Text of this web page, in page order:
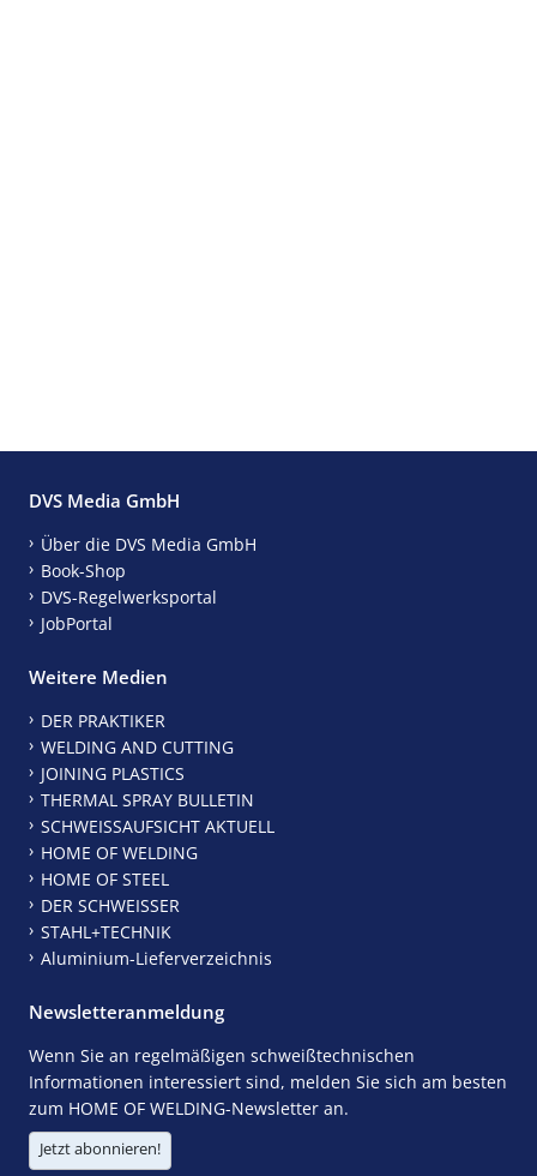
DVS Media GmbH
Über die DVS Media GmbH
Book-Shop
DVS-Regelwerksportal
JobPortal
Weitere Medien
DER PRAKTIKER
WELDING AND CUTTING
JOINING PLASTICS
THERMAL SPRAY BULLETIN
SCHWEISSAUFSICHT AKTUELL
HOME OF WELDING
HOME OF STEEL
DER SCHWEISSER
STAHL+TECHNIK
Aluminium-Lieferverzeichnis
Newsletteranmeldung
Wenn Sie an regelmäßigen schweißtechnischen
Informationen interessiert sind, melden Sie sich am besten
zum HOME OF WELDING-Newsletter an.
Jetzt abonnieren!